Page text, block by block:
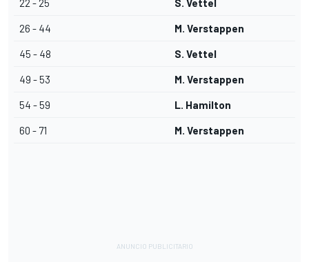
22 - 25 S. Vettel
26 - 44 M. Verstappen
45 - 48 S. Vettel
49 - 53 M. Verstappen
54 - 59 L. Hamilton
60 - 71 M. Verstappen